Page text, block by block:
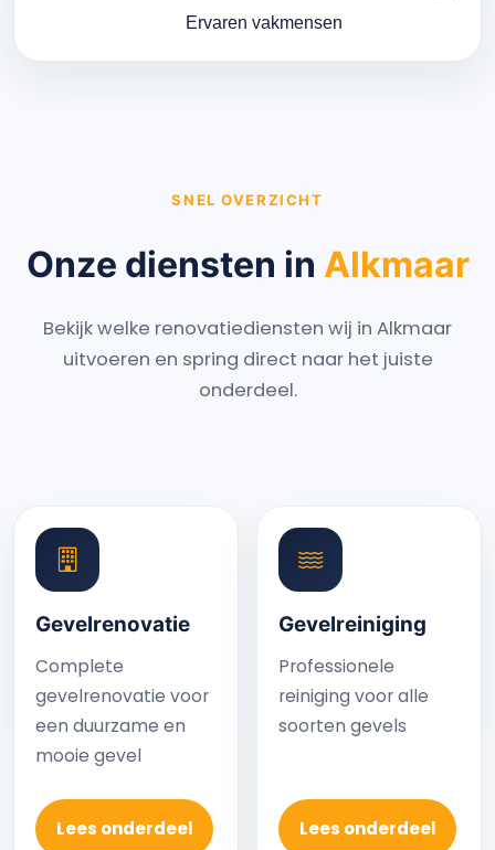
Ervaren vakmensen
SNEL OVERZICHT
Onze diensten in Alkmaar
Bekijk welke renovatiediensten wij in Alkmaar
uitvoeren en spring direct naar het juiste
onderdeel.
Gevelrenovatie
Complete
gevelrenovatie voor
een duurzame en
mooie gevel
Lees onderdeel
Gevelreiniging
Professionele
reiniging voor alle
soorten gevels
Lees onderdeel